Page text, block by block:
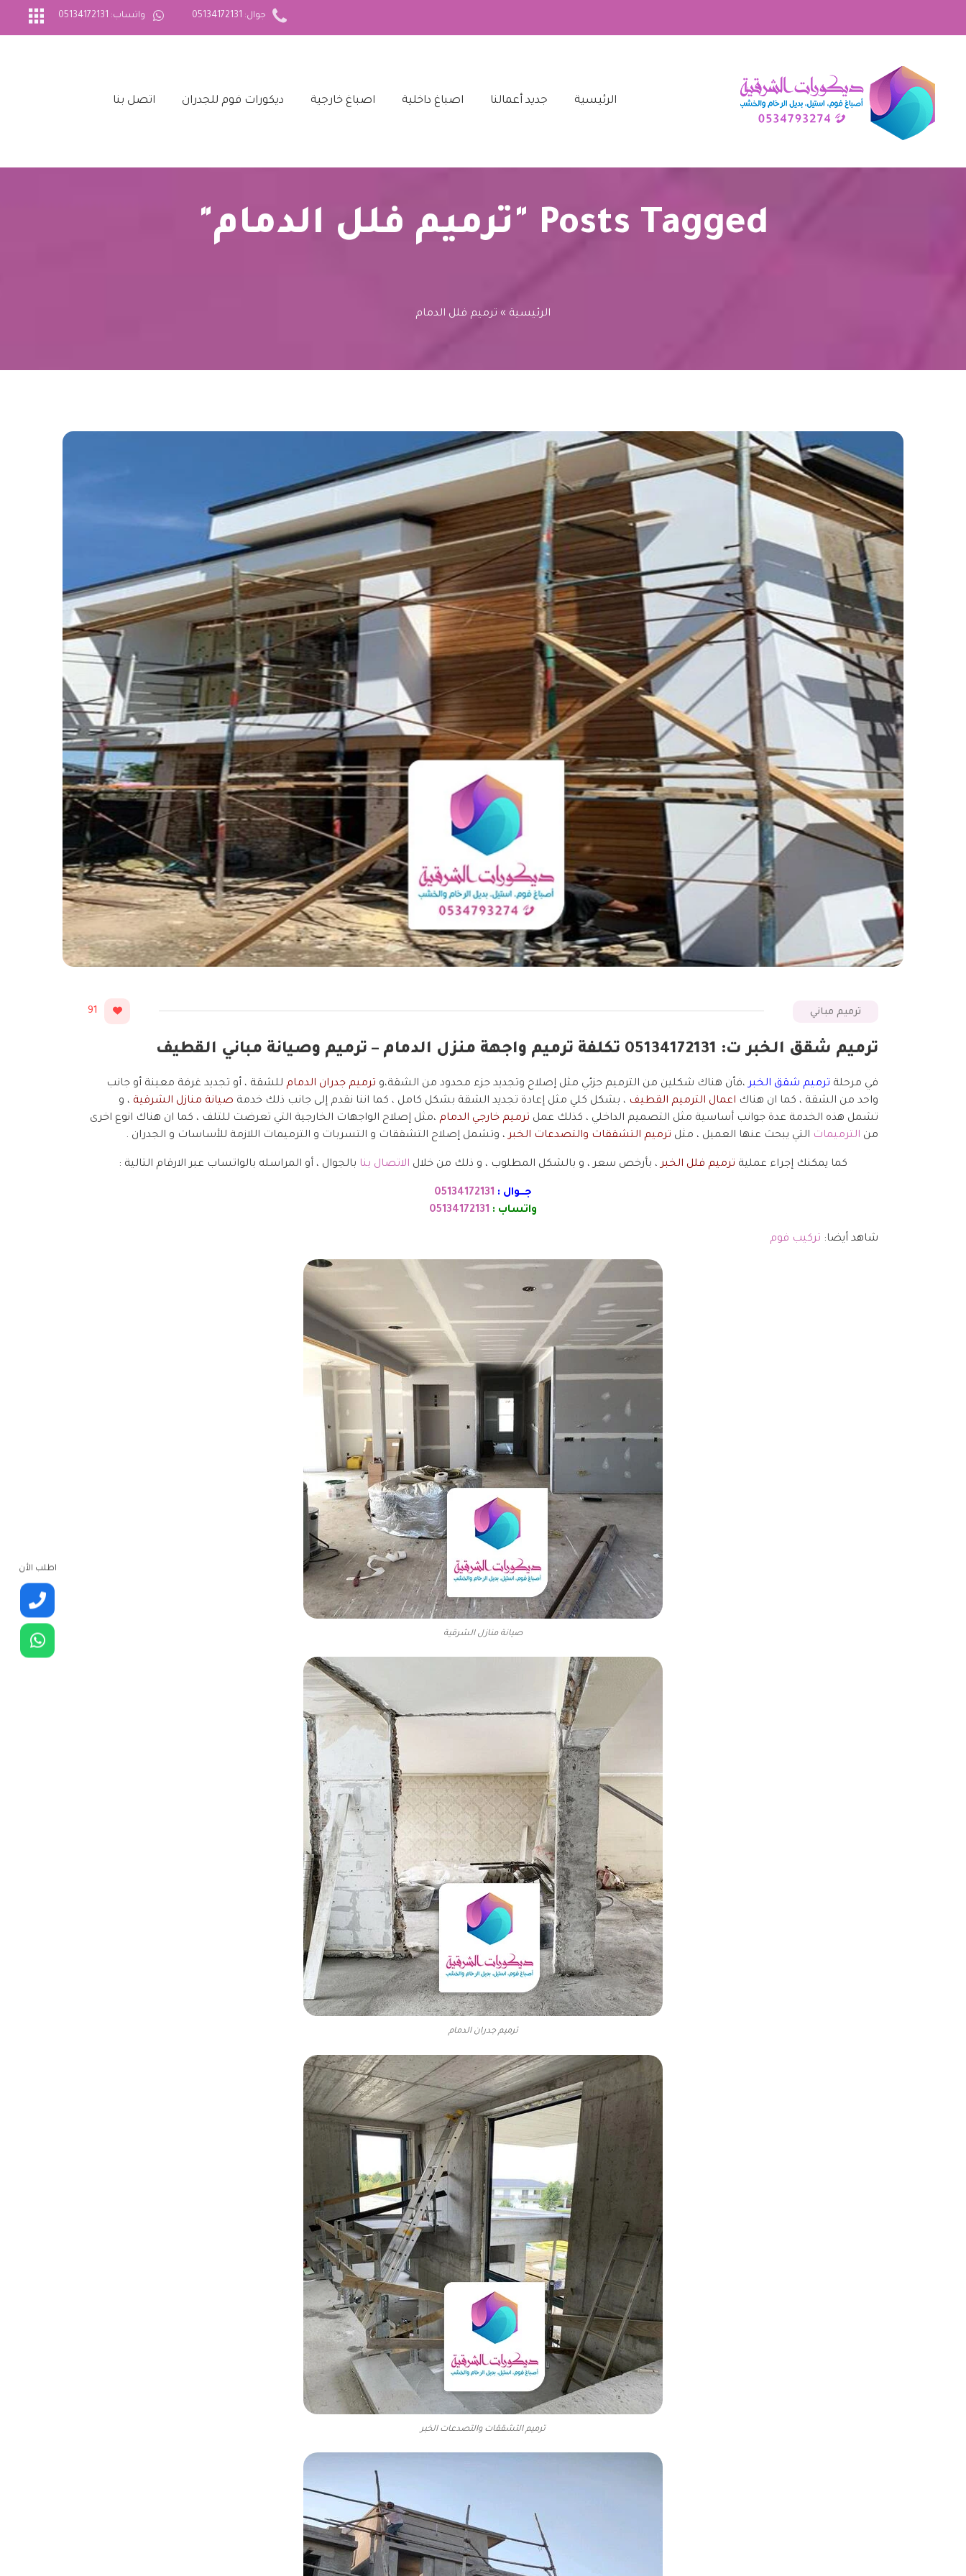
جوال: 05134172131 واتساب: 05134172131
الرئيسية‎ جديد أعمالنا‎ اصباغ داخلية‎ اصباغ خارجية‎ ديكورات فوم للجدران‎ اتصل بنا‎
Posts Tagged "ترميم فلل الدمام"
الرئيسية » ترميم فلل الدمام
ترميم مباني 91
ترميم شقق الخبر ت: 05134172131 تكلفة ترميم واجهة منزل الدمام – ترميم وصيانة مباني القطيف
في مرحلة ترميم شقق الخبر،فأن هناك شكلين من الترميم جزئي مثل إصلاح وتجديد جزء محدود من الشقة،و ترميم جدران الدمام للشقة ، أو تجديد غرفة معينة أو جانب
واحد من الشقة ، كما ان هناك اعمال الترميم القطيف ، بشكل كلي مثل إعادة تجديد الشقة بشكل كامل ، كما اننا نقدم إلى جانب ذلك خدمة صيانة منازل الشرقية ، و
تشمل هذه الخدمة عدة جوانب أساسية مثل التصميم الداخلي ، كذلك عمل ترميم خارجي الدمام ،مثل إصلاح الواجهات الخارجية التي تعرضت للتلف ، كما ان هناك انوع اخرى
من الترميمات التي يبحث عنها العميل ، مثل ترميم التشققات والتصدعات الخبر، وتشمل إصلاح التشققات و التسربات و الترميمات اللازمة للأساسات و الجدران .
كما يمكنك إجراء عملية ترميم فلل الخبر، بأرخص سعر ، و بالشكل المطلوب ، و ذلك من خلال الاتصال بنا بالجوال ، أو المراسله بالواتساب عبر الارقام التالية :
جـــوال : 05134172131
واتساب : 05134172131
شاهد أيضا: تركيب فوم
صيانة منازل الشرقية
ترميم جدران الدمام
ترميم التشققات والتصدعات الخبر
اطلب الأن